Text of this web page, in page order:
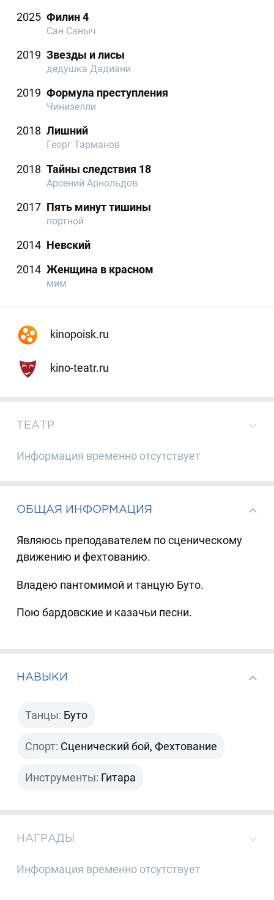
2025 Филин 4
Сан Саныч
2019 Звезды и лисы
дедушка Дадиани
2019 Формула преступления
Чинизелли
2018 Лишний
Георг Тарманов
2018 Тайны следствия 18
Арсений Арнольдов
2017 Пять минут тишины
портной
2014 Невский
2014 Женщина в красном
мим
kinopoisk.ru
kino-teatr.ru
ТЕАТР
Информация временно отсутствует
ОБЩАЯ ИНФОРМАЦИЯ
Являюсь преподавателем по сценическому
движению и фехтованию.
Владею пантомимой и танцую Буто.
Пою бардовские и казачьи песни.
НАВЫКИ
Танцы: Буто
Спорт: Сценический бой, Фехтование
Инструменты: Гитара
НАГРАДЫ
Информация временно отсутствует